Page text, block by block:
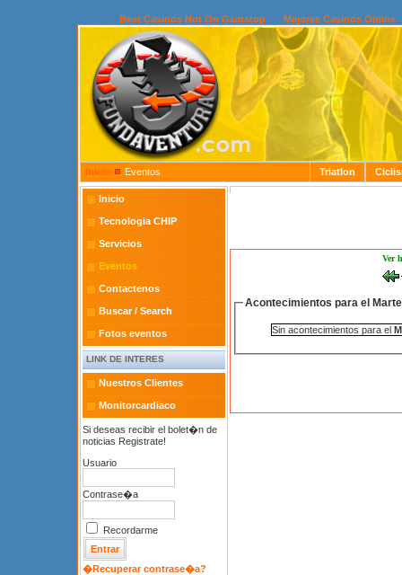
Best Casinos Not On Gamstop Mejores Casinos Online
Inicio Eventos Triatlon
Inicio
Tecnologia CHIP
Servicios
Eventos
Contactenos
Buscar / Search
Fotos eventos
LINK DE INTERES
Nuestros Clientes
Monitorcardiaco
Si deseas recibir el bolet�n de
noticias Registrate!
Usuario
Contrase�a
Recordarme
�Recuperar contrase�a?
Ver
Acontecimientos para el
Sin acontecimientos para el